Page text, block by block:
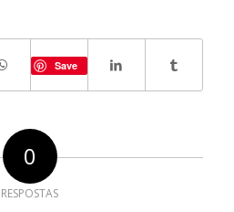
Save
0
RESPOSTAS